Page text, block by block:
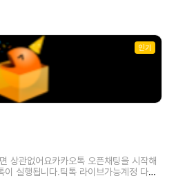
각하고 판매할때 조금이라도 더받을려고
하면 30레벨 20만원도 못받는게 현실이
싸게 판매하실분들은 그냥 이글 보지마
게라도 파시고 떠나실분들만 보시면. 됩니
셔야됩니다.가끔 사기꾼들이 판매하고 다
서 왔다갔다하기도 이제는 귀찮네요.,후원
.구매가격은 아래와 같습니다.이보다 더
다.팔로워 많든적든 상관없습니다.오로지
고.제제 1회라도 받은 전력이 있는계정은
사기죄가 성립될수 있습니다.외국계정.
않습니다.계정본인명, 판매하실때 입금
드폰명의또한 동일해야됩니다.■틱톡 레
레벨 27만원38레벨 31만원39레벨
만원42레벨 70만원43레벨 90만원44
레벨. 250만원이금액보다 더받으시고
인기
상관없어요카카오톡 오픈채팅을 시작해
이 실행됩니다.틱톡 라이브가능계정 다삽